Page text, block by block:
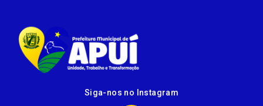
Siga-nos no Instagram